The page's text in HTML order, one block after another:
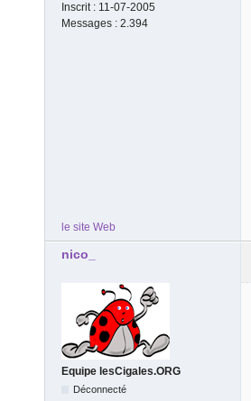
Inscrit : 11-07-2005
Messages : 2.394
le site Web
nico_
Equipe lesCigales.ORG
Déconnecté